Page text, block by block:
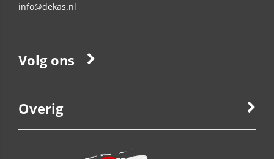
info@dekas.nl
Volg ons
Overig